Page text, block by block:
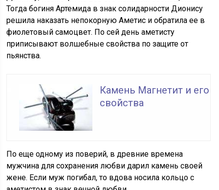
Тогда богиня Артемида в знак солидарности Дионису
решила наказать непокорную Аметис и обратила ее в
фиолетовый самоцвет. По сей день аметисту
приписывают волшебные свойства по защите от
пьянства.
Камень Магнетит и его
свойства
По еще одному из поверий, в древние времена
мужчина для сохранения любви дарил камень своей
жене. Если муж погибал, то вдова носила кольцо с